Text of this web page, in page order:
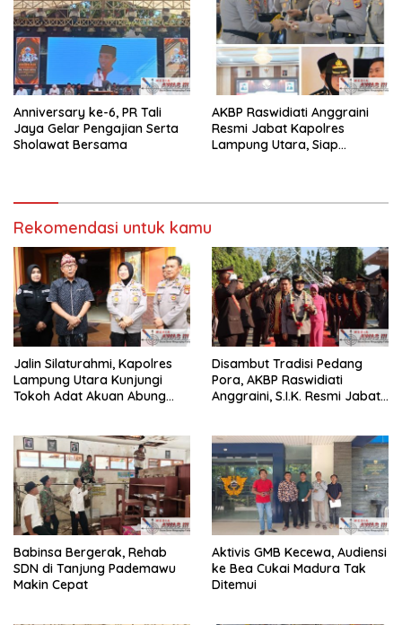
Anniversary ke-6, PR Tali
Jaya Gelar Pengajian Serta
Sholawat Bersama
AKBP Raswidiati Anggraini
Resmi Jabat Kapolres
Lampung Utara, Siap
Rekomendasi untuk kamu
Jalin Silaturahmi, Kapolres
Lampung Utara Kunjungi
Tokoh Adat Akuan Abung
Disambut Tradisi Pedang
Pora, AKBP Raswidiati
Anggraini, S.I.K. Resmi Jabat
Babinsa Bergerak, Rehab
SDN di Tanjung Pademawu
Makin Cepat
Aktivis GMB Kecewa, Audiensi
ke Bea Cukai Madura Tak
Ditemui